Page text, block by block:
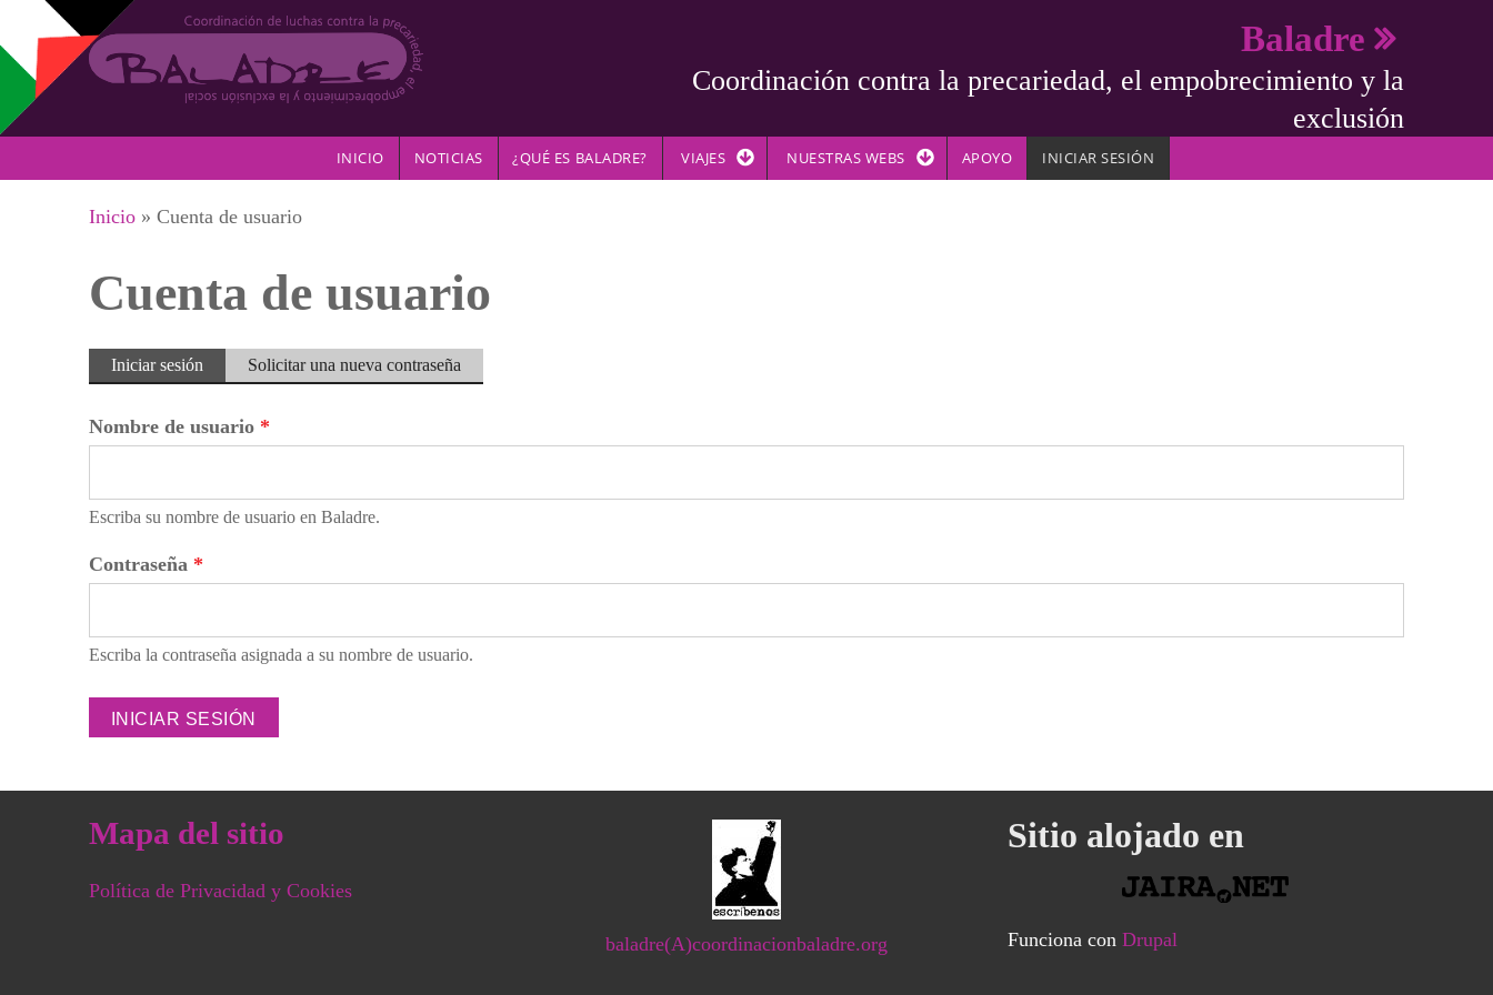
Pasar al contenido principal
Baladre
Coordinación contra la precariedad, el empobrecimiento y la
exclusión
INICIO NOTICIAS ¿QUÉ ES BALADRE? VIAJES NUESTRAS WEBS APOYO INICIAR SESIÓN
Se encuentra usted aquí
Inicio » Cuenta de usuario
Cuenta de usuario
Solapas principales
Iniciar sesión (solapaSolicitar una nueva contraseña
Nombre de usuario *
Escriba su nombre de usuario en Baladre.
Contraseña *
Escriba la contraseña asignada a su nombre de usuario.
Mapa del sitio
Política de Privacidad y Cookies
baladre(A)coordinacionbaladre.org
Sitio alojado en
Funciona con Drupal